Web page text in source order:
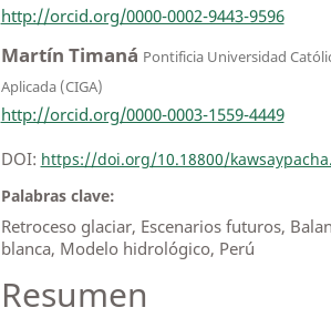
http://orcid.org/0000-0002-9443-9596
Martín Timaná Pontificia Universidad
Aplicada (CIGA)
http://orcid.org/0000-0003-1559-4449
DOI: https://doi.org/10.18800/
Palabras clave:
Retroceso glaciar, Escenarios futuros,
blanca, Modelo hidrológico, Perú
Resumen